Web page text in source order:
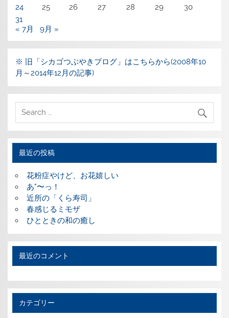
24
25 26 27 28 29
30
31
« 7月
9月 »
※ 旧「シカゴつぶやきブログ」はこちらから(2008年10
月～2014年12月の記事)
最近の投稿
花粉症やけど、お花嬉しい
あ”〜っ！
近所の「くら寿司」
春感じるミモザ
ひとときの和の癒し
最近のコメント
カテゴリー